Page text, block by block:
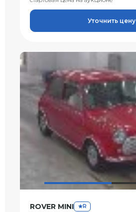
Уточнить цену
ROVER MINI R